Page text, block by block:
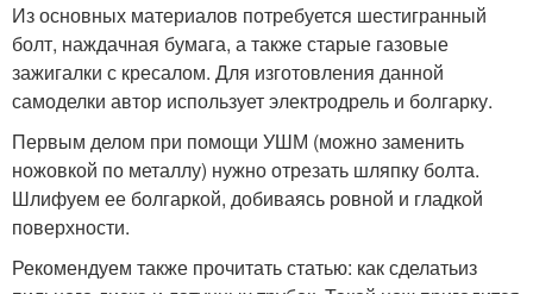
Из основных материалов потребуется шестигранный
болт, наждачная бумага, а также старые газовые
зажигалки с кресалом. Для изготовления данной
самоделки автор использует электродрель и болгарку.
Первым делом при помощи УШМ (можно заменить
ножовкой по металлу) нужно отрезать шляпку болта.
Шлифуем ее болгаркой, добиваясь ровной и гладкой
поверхности.
Рекомендуем также прочитать статью: как сделатьиз